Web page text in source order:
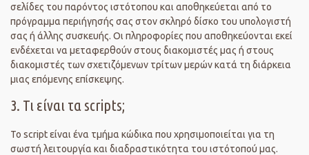
σελίδες του παρόντος ιστότοπου και αποθηκεύεται από το
πρόγραμμα περιήγησής σας στον σκληρό δίσκο του υπολογιστή
σας ή άλλης συσκευής. Οι πληροφορίες που αποθηκεύονται εκεί
ενδέχεται να μεταφερθούν στους διακομιστές μας ή στους
διακομιστές των σχετιζόμενων τρίτων μερών κατά τη διάρκεια
μιας επόμενης επίσκεψης.
3. Τι είναι τα scripts;
Το script είναι ένα τμήμα κώδικα που χρησιμοποιείται για τη
σωστή λειτουργία και διαδραστικότητα του ιστότοπού μας.